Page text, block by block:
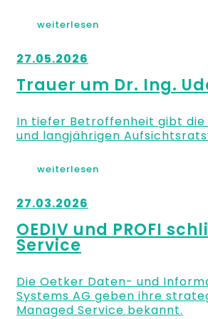
weiterlesen
27.05.2026
Trauer um Dr. Ing.
In tiefer Betroffenheit gibt die
und langjährigen
weiterlesen
27.03.2026
OEDIV und PROFI
Service
Die Oetker Daten- und
Systems AG geben ihre
Managed Service bekannt.